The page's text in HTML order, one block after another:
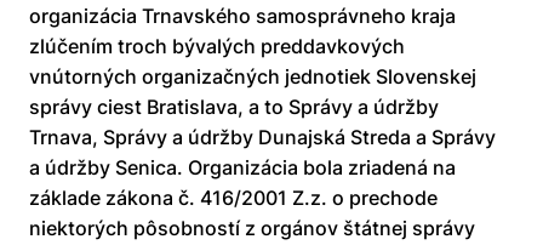
organizácia Trnavského samosprávneho kraja
zlúčením troch bývalých preddavkových
vnútorných organizačných jednotiek Slovenskej
správy ciest Bratislava, a to Správy a údržby
Trnava, Správy a údržby Dunajská Streda a Správy
a údržby Senica. Organizácia bola zriadená na
základe zákona č. 416/2001 Z.z. o prechode
niektorých pôsobností z orgánov štátnej správy